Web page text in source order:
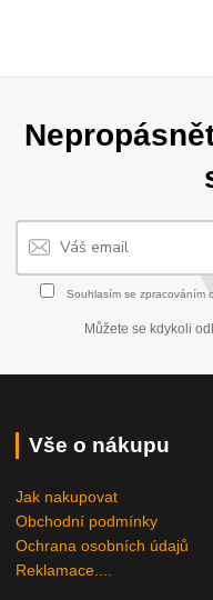
Souhlasím se zpracováním
Můžete se kdykoli
Vše o nákupu
Jak nakupovat
Obchodní podmínky
Ochrana osobních údajů
Reklamace....